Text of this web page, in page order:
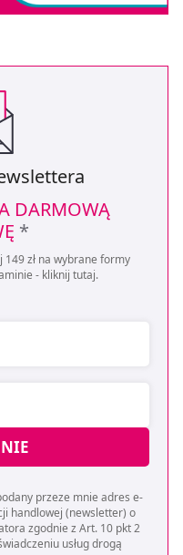
DARMOWĄ
*
zł na wybrane formy
- kliknij tutaj.
przeze mnie adres e-
handlowej (newsletter) o
zgodnie z Art. 10 pkt 2
usług drogą